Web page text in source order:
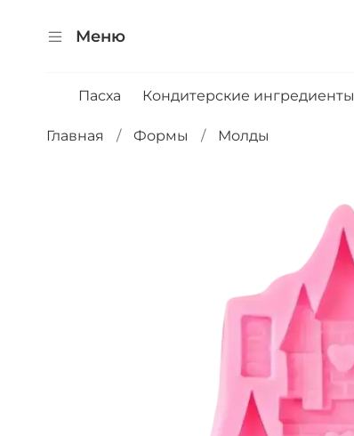
Меню
Пасха Кондитерские ингредиенты
Главная Формы Молды